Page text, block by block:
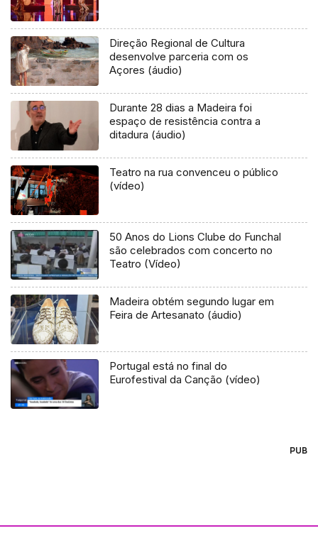
Direção Regional de Cultura
desenvolve parceria com os
Açores (áudio)
Durante 28 dias a Madeira foi
espaço de resistência contra a
ditadura (áudio)
Teatro na rua convenceu o público
(vídeo)
50 Anos do Lions Clube do Funchal
são celebrados com concerto no
Teatro (Vídeo)
Madeira obtém segundo lugar em
Feira de Artesanato (áudio)
Portugal está no final do
Eurofestival da Canção (vídeo)
PUB